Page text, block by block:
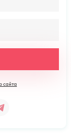
сайта